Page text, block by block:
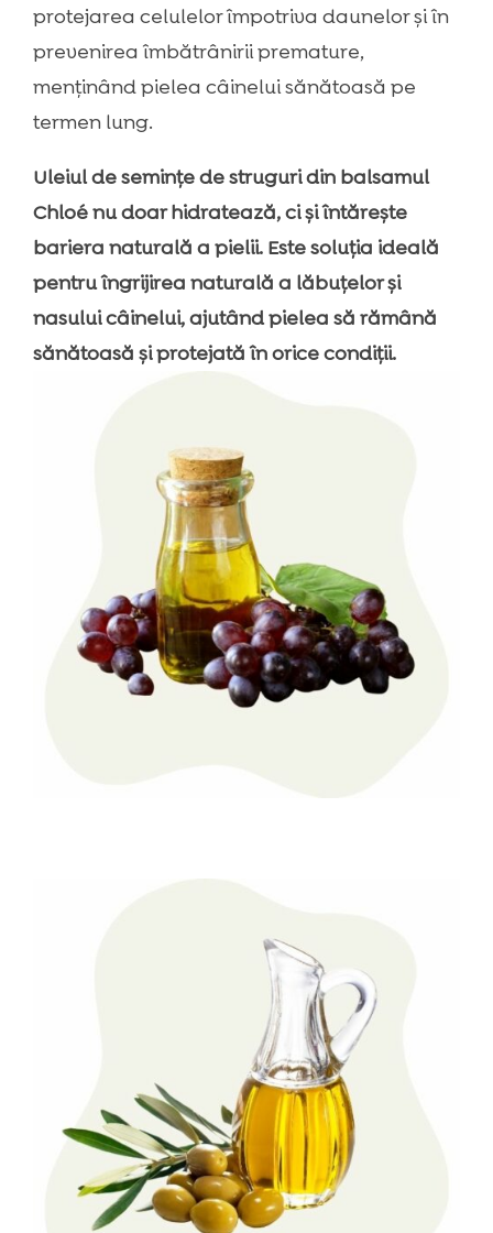
protejarea celulelor împotriva daunelor și în
prevenirea îmbătrânirii premature,
menținând pielea câinelui sănătoasă pe
termen lung.
Uleiul de semințe de struguri din balsamul
Chloé nu doar hidratează, ci și întărește
bariera naturală a pielii. Este soluția ideală
pentru îngrijirea naturală a lăbuțelor și
nasului câinelui, ajutând pielea să rămână
sănătoasă și protejată în orice condiții.